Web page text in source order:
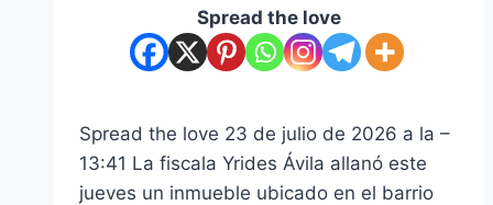
Spread the love
Spread the love 23 de julio de 2026 a la –
13:41 La fiscala Yrides Ávila allanó este
jueves un inmueble ubicado en el barrio